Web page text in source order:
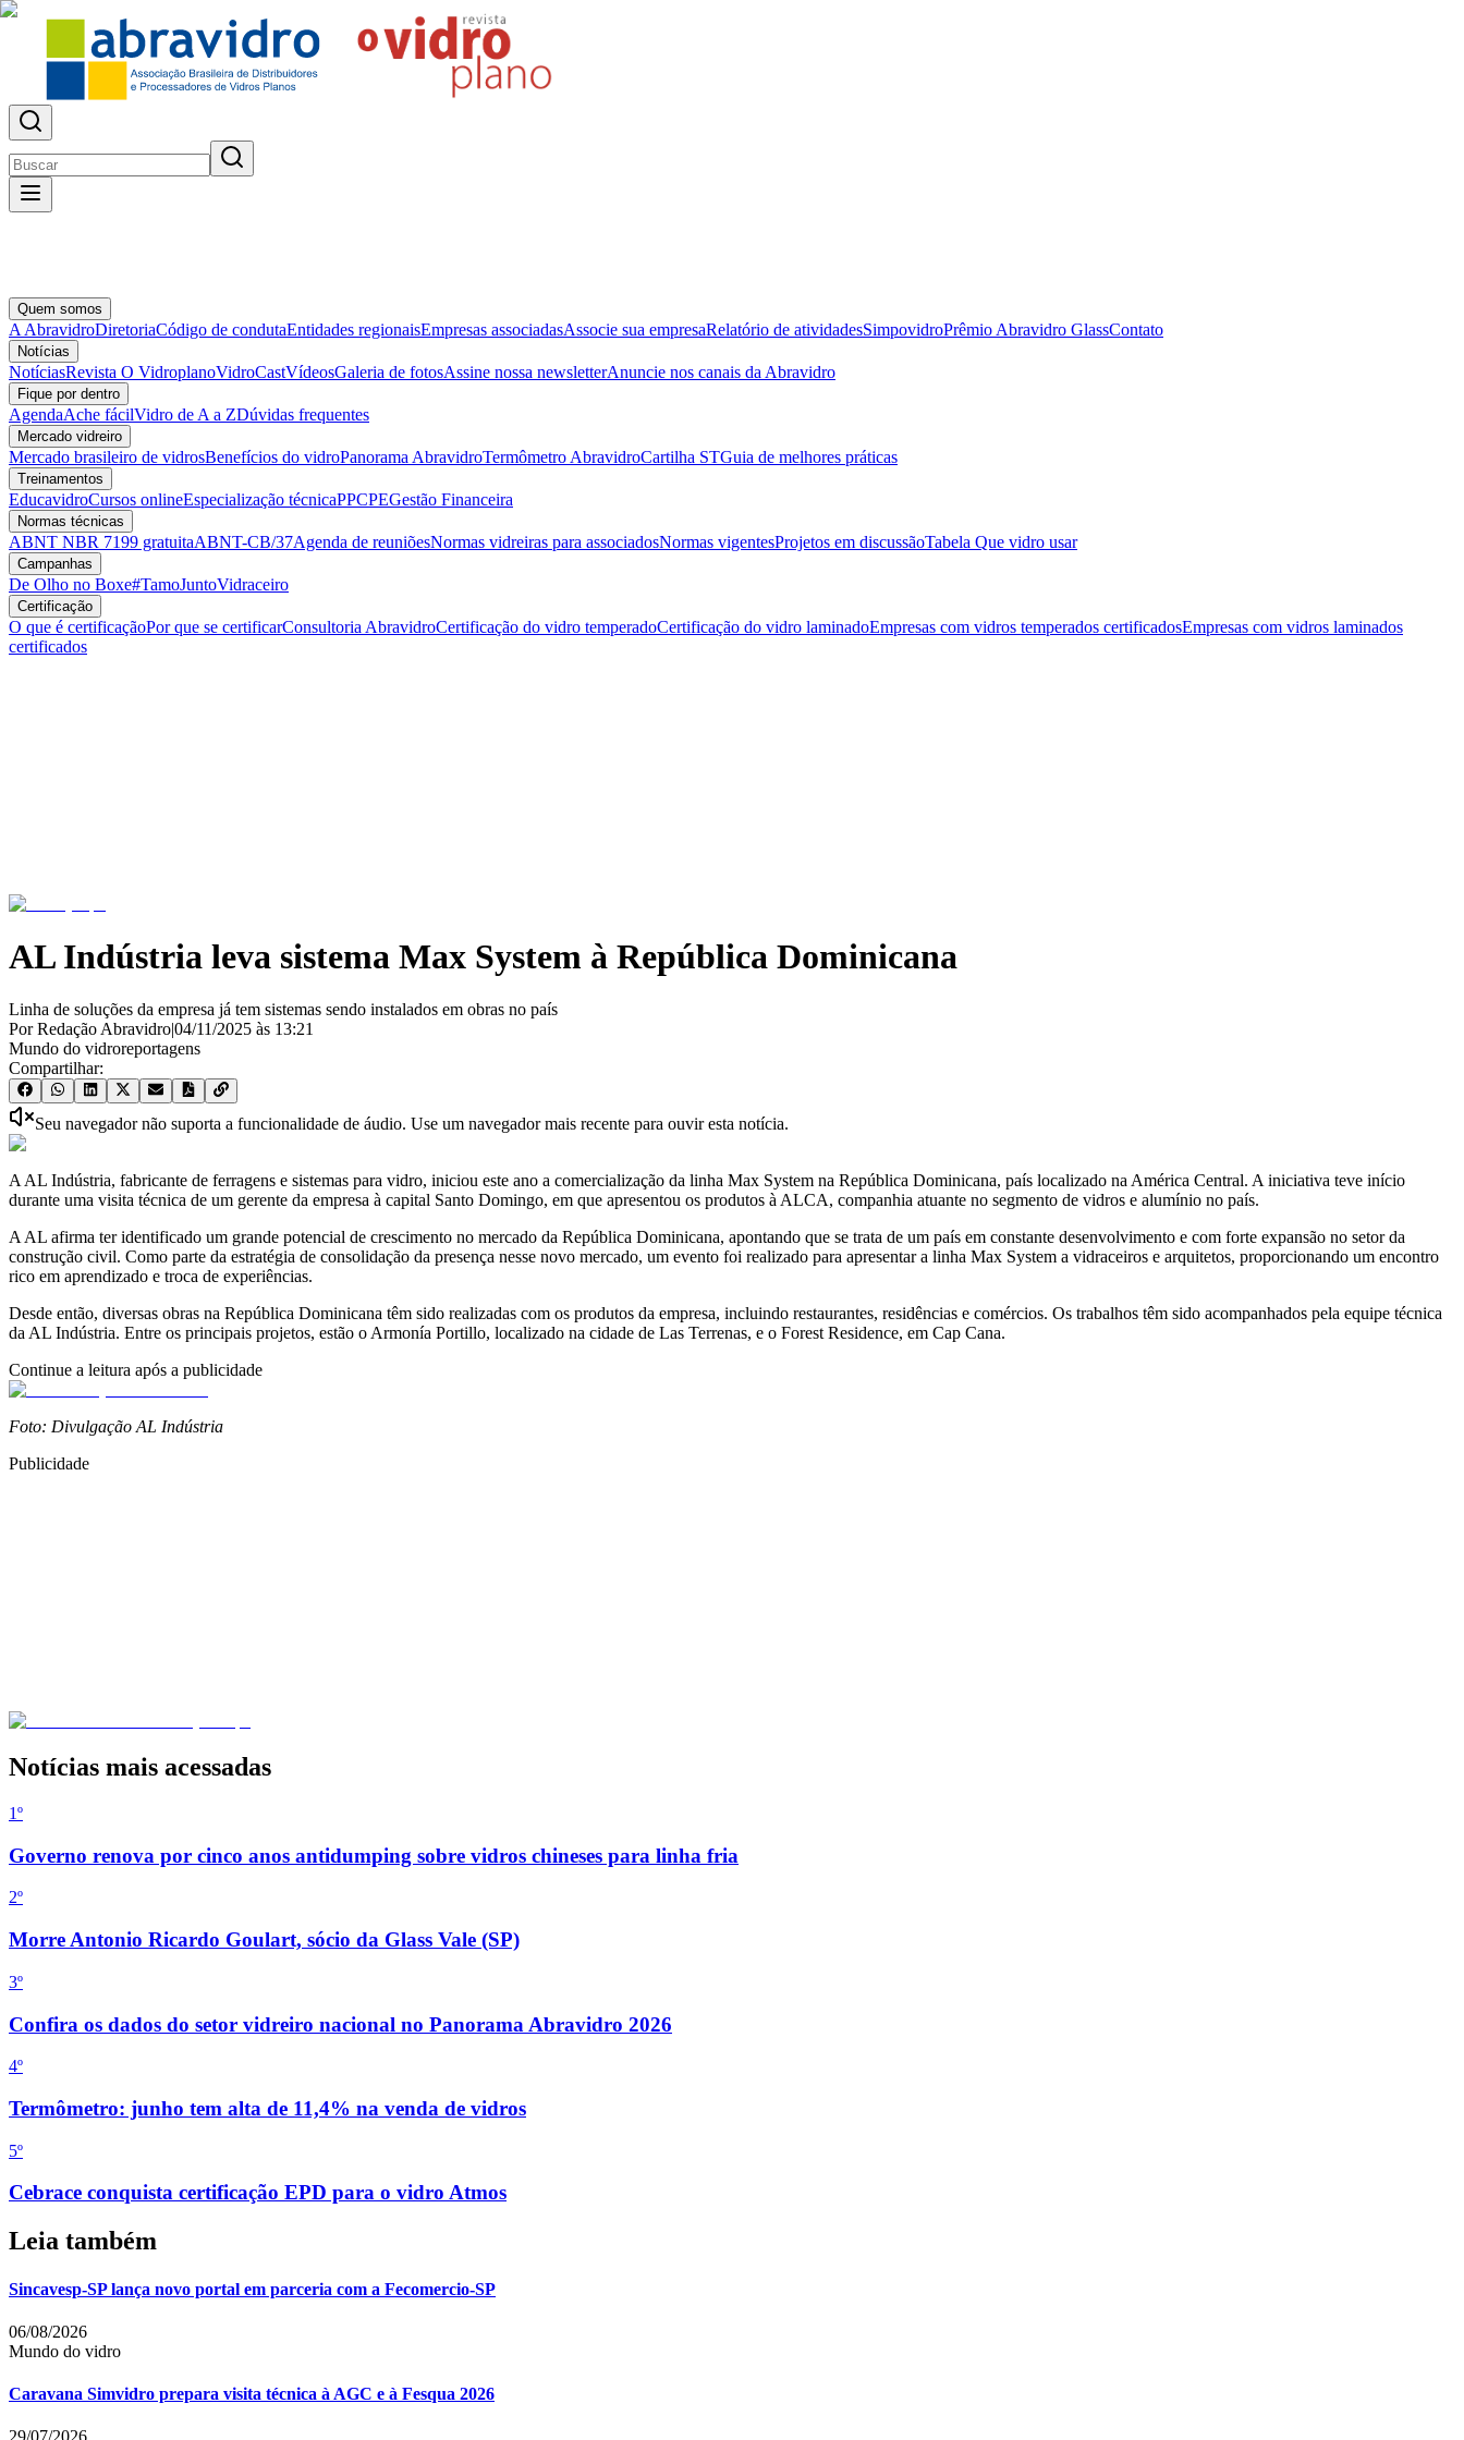
Quem somos
A AbravidroDiretoriaCódigo de condutaEntidades regionaisEmpresas associadasAssocie sua empresaRelatório de atividadesSimpovidroPrêmio Abravidro GlassContato
Notícias
NotíciasRevista O VidroplanoVidroCastVídeosGaleria de fotosAssine nossa newsletterAnuncie nos canais da Abravidro
Fique por dentro
AgendaAche fácilVidro de A a ZDúvidas frequentes
Mercado vidreiro
Mercado brasileiro de vidrosBenefícios do vidroPanorama AbravidroTermômetro AbravidroCartilha STGuia de melhores práticas
Treinamentos
EducavidroCursos onlineEspecialização técnicaPPCPEGestão Financeira
Normas técnicas
ABNT NBR 7199 gratuitaABNT-CB/37Agenda de reuniõesNormas vidreiras para associadosNormas vigentesProjetos em discussãoTabela Que vidro usar
Campanhas
De Olho no Boxe#TamoJuntoVidraceiro
Certificação
O que é certificaçãoPor que se certificarConsultoria AbravidroCertificação do vidro temperadoCertificação do vidro laminadoEmpresas com vidros temperados certificadosEmpresas com vidros laminados
certificados
AL Indústria leva sistema Max System à República Dominicana
Linha de soluções da empresa já tem sistemas sendo instalados em obras no país
Por Redação Abravidro|04/11/2025 às 13:21
Mundo do vidroreportagens
Compartilhar:
Seu navegador não suporta a funcionalidade de áudio. Use um navegador mais recente para ouvir esta notícia.
A AL Indústria, fabricante de ferragens e sistemas para vidro, iniciou este ano a comercialização da linha Max System na República Dominicana, país localizado na América Central. A iniciativa teve início
durante uma visita técnica de um gerente da empresa à capital Santo Domingo, em que apresentou os produtos à ALCA, companhia atuante no segmento de vidros e alumínio no país.
A AL afirma ter identificado um grande potencial de crescimento no mercado da República Dominicana, apontando que se trata de um país em constante desenvolvimento e com forte expansão no setor da
construção civil. Como parte da estratégia de consolidação da presença nesse novo mercado, um evento foi realizado para apresentar a linha Max System a vidraceiros e arquitetos, proporcionando um encontro
rico em aprendizado e troca de experiências.
Desde então, diversas obras na República Dominicana têm sido realizadas com os produtos da empresa, incluindo restaurantes, residências e comércios. Os trabalhos têm sido acompanhados pela equipe técnica
da AL Indústria. Entre os principais projetos, estão o Armonía Portillo, localizado na cidade de Las Terrenas, e o Forest Residence, em Cap Cana.
Continue a leitura após a publicidade
Foto: Divulgação AL Indústria
Publicidade
Notícias mais acessadas
1º
Governo renova por cinco anos antidumping sobre vidros chineses para linha fria
2º
Morre Antonio Ricardo Goulart, sócio da Glass Vale (SP)
3º
Confira os dados do setor vidreiro nacional no Panorama Abravidro 2026
4º
Termômetro: junho tem alta de 11,4% na venda de vidros
5º
Cebrace conquista certificação EPD para o vidro Atmos
Leia também
Sincavesp-SP lança novo portal em parceria com a Fecomercio-SP
06/08/2026
Mundo do vidro
Caravana Simvidro prepara visita técnica à AGC e à Fesqua 2026